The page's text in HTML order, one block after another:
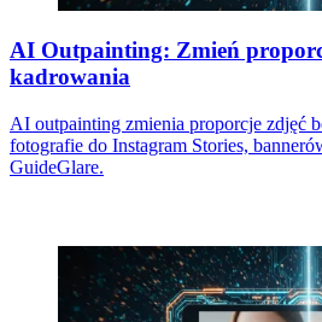
AI Outpainting: Zmień
kadrowania
AI outpainting zmienia proporcje zdjęć
fotografie do Instagram Stories,
GuideGlare.